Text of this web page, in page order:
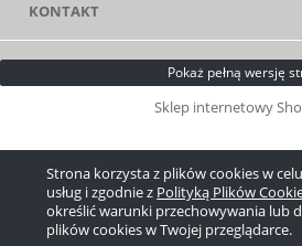
Strona korzysta z plików cookies w
usług i zgodnie z Polityką Plików
określić warunki przechowywania lub
plików cookies w Twojej przeglądarce.
KONTAKT
Pokaż pełną wersję
Sklep internetowy